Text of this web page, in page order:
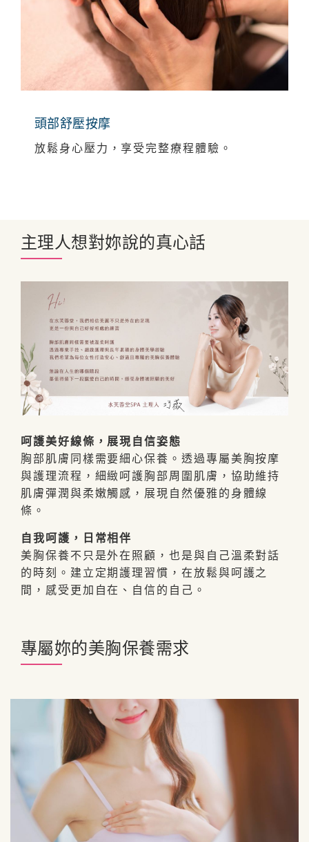
頭部舒壓按摩
放鬆身心壓力，享受完整療程體驗。
主理人想對妳說的真心話
呵護美好線條，展現自信姿態
胸部肌膚同樣需要細心保養。透過專屬美胸按摩
與護理流程，細緻呵護胸部周圍肌膚，協助維持
肌膚彈潤與柔嫩觸感，展現自然優雅的身體線
條。
自我呵護，日常相伴
美胸保養不只是外在照顧，也是與自己溫柔對話
的時刻。建立定期護理習慣，在放鬆與呵護之
間，感受更加自在、自信的自己。
專屬妳的美胸保養需求